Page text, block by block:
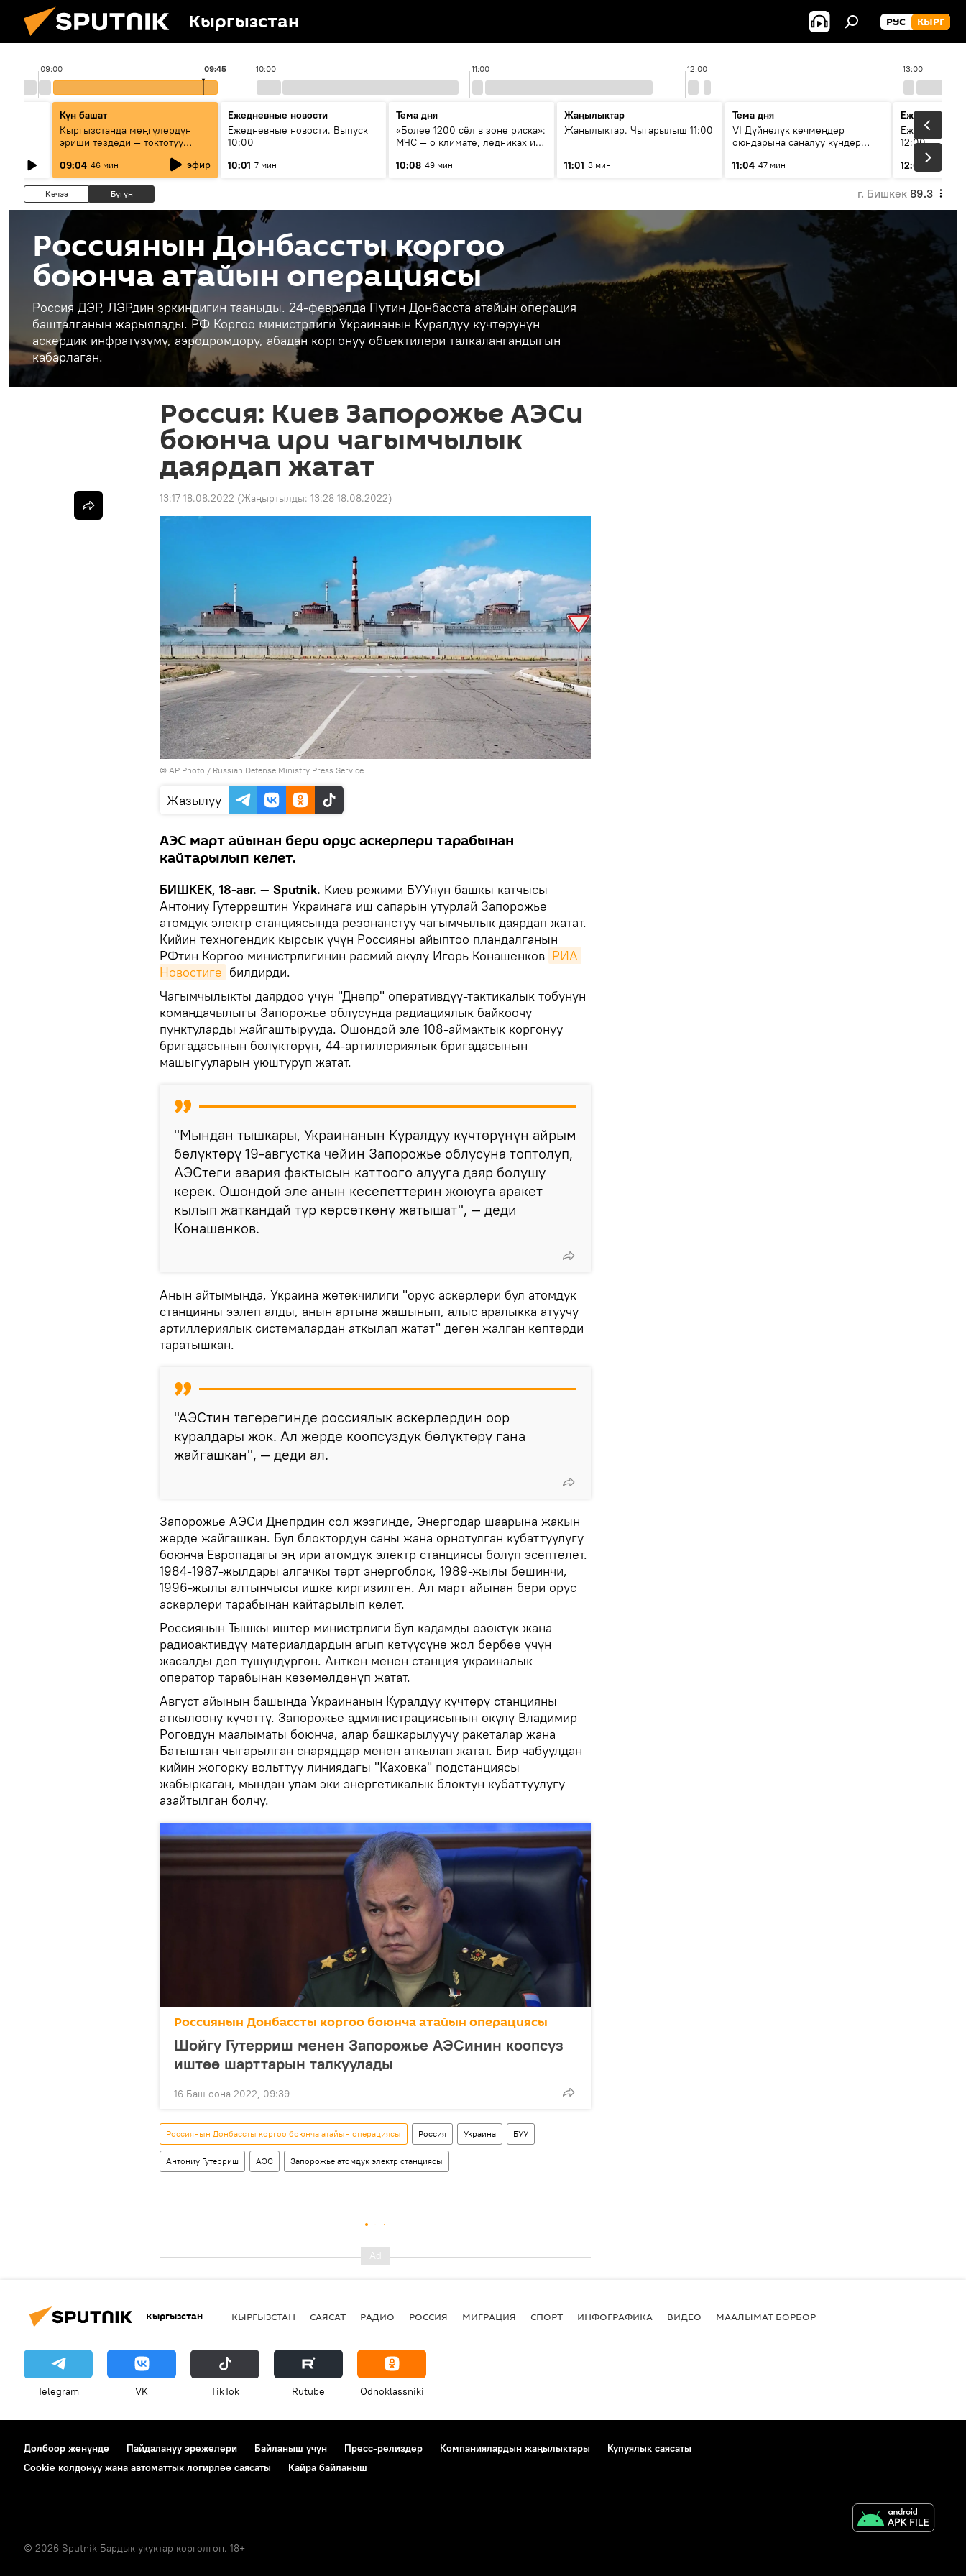
Кыргызстан РУС КЫРГ
09:00 10:00 11:00 12:00 13:00
09:45
Күн башат
Кыргызстанда мөңгүлөрдүн
эриши тездеди — токтотуу
09:04 46 мин эфир
Ежедневные новости
Ежедневные новости. Выпуск
10:00
10:01 7 мин
Тема дня
«Более 1200 сёл в зоне риска»:
МЧС — о климате, ледниках и
населения
10:08 49 мин
Жаңылыктар
Жаңылыктар. Чыгарылыш 11:00
11:01 3 мин
Тема дня
VI Дүйнөлүк көчмөндөр
оюндарына саналуу күндөр
этапка жетти?
11:04 47 мин
Ежедневные
Ежедневные
12:00
12:01
3 мин
Кечээ Бүгүн г. Бишкек 89.3
Россиянын Донбассты коргоо
боюнча атайын операциясы
Россия ДЭР, ЛЭРдин эркиндигин тааныды. 24-февралда Путин Донбасста атайын операция
башталганын жарыялады. РФ Коргоо министрлиги Украинанын Куралдуу күчтөрүнүн
аскердик инфратүзүмү, аэродромдору, абадан коргонуу объектилери талкалангандыгын
кабарлаган.
Россия: Киев Запорожье АЭСи
боюнча ири чагымчылык
даярдап жатат
13:17 18.08.2022 (Жаңыртылды: 13:28 18.08.2022)
© AP Photo / Russian Defense Ministry Press Service
Жазылуу
АЭС март айынан бери орус аскерлери тарабынан
кайтарылып келет.
БИШКЕК, 18-авг. — Sputnik. Киев режими БУУнун башкы катчысы
Антониу Гутеррештин Украинага иш сапарын утурлай Запорожье
атомдук электр станциясында резонанстуу чагымчылык даярдап жатат.
Кийин техногендик кырсык үчүн Россияны айыптоо пландалганын
РФтин Коргоо министрлигинин расмий өкүлү Игорь Конашенков РИА
Новостиге билдирди.
Чагымчылыкты даярдоо үчүн "Днепр" оперативдүү-тактикалык тобунун
командачылыгы Запорожье облусунда радиациялык байкоочу
пунктуларды жайгаштырууда. Ошондой эле 108-аймактык коргонуу
бригадасынын бөлүктөрүн, 44-артиллериялык бригадасынын
машыгууларын уюштуруп жатат.
"Мындан тышкары, Украинанын Куралдуу күчтөрүнүн айрым
бөлүктөрү 19-августка чейин Запорожье облусуна топтолуп,
АЭСтеги авария фактысын каттоого алууга даяр болушу
керек. Ошондой эле анын кесепеттерин жоюуга аракет
кылып жаткандай түр көрсөткөнү жатышат", — деди
Конашенков.
Анын айтымында, Украина жетекчилиги "орус аскерлери бул атомдук
станцияны ээлеп алды, анын артына жашынып, алыс аралыкка атуучу
артиллериялык системалардан аткылап жатат" деген жалган кептерди
таратышкан.
"АЭСтин тегерегинде россиялык аскерлердин оор
куралдары жок. Ал жерде коопсуздук бөлүктөрү гана
жайгашкан", — деди ал.
Запорожье АЭСи Днепрдин сол жээгинде, Энергодар шаарына жакын
жерде жайгашкан. Бул блоктордун саны жана орнотулган кубаттуулугу
боюнча Европадагы эң ири атомдук электр станциясы болуп эсептелет.
1984-1987-жылдары алгачкы төрт энергоблок, 1989-жылы бешинчи,
1996-жылы алтынчысы ишке киргизилген. Ал март айынан бери орус
аскерлери тарабынан кайтарылып келет.
Россиянын Тышкы иштер министрлиги бул кадамды өзөктүк жана
радиоактивдүү материалдардын агып кетүүсүнө жол бербөө үчүн
жасалды деп түшүндүргөн. Анткен менен станция украиналык
оператор тарабынан көзөмөлдөнүп жатат.
Август айынын башында Украинанын Куралдуу күчтөрү станцияны
аткылоону күчөттү. Запорожье администрациясынын өкүлү Владимир
Роговдун маалыматы боюнча, алар башкарылуучу ракеталар жана
Батыштан чыгарылган снаряддар менен аткылап жатат. Бир чабуулдан
кийин жогорку вольттуу линиядагы "Каховка" подстанциясы
жабыркаган, мындан улам эки энергетикалык блоктун кубаттуулугу
азайтылган болчу.
Россиянын Донбассты коргоо боюнча атайын операциясы
Шойгу Гутерриш менен Запорожье АЭСинин коопсуз
иштөө шарттарын талкуулады
16 Баш оона 2022, 09:39
Россиянын Донбассты коргоо боюнча атайын операциясы Россия Украина БУУ
Антониу Гутерриш АЭС Запорожье атомдук электр станциясы
Кыргызстан КЫРГЫЗСТАН САЯСАТ РАДИО РОССИЯ МИГРАЦИЯ СПОРТ ИНФОГРАФИКА ВИДЕО МААЛЫМАТ БОРБОР
Telegram VK ТikТоk Rutube Odnoklassniki
Долбоор жөнүндө Пайдалануу эрежелери Байланыш үчүн Пресс-релиздер Компаниялардын жаңылыктары
Купуялык саясаты
Cookie колдонуу жана автоматтык логирлөө саясаты
Кайра байланыш
© 2026 Sputnik Бардык укуктар корголгон. 18+